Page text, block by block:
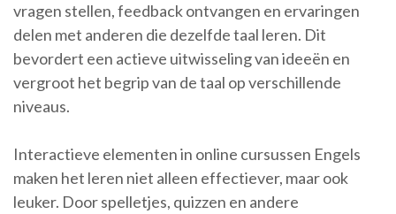
vragen stellen, feedback ontvangen en ervaringen
delen met anderen die dezelfde taal leren. Dit
bevordert een actieve uitwisseling van ideeën en
vergroot het begrip van de taal op verschillende
niveaus.
Interactieve elementen in online cursussen Engels
maken het leren niet alleen effectiever, maar ook
leuker. Door spelletjes, quizzen en andere